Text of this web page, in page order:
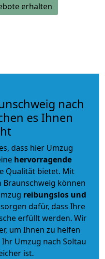
erhalten
nach
es Ihnen
dass hier Umzug
hervorragende
Qualität bietet. Mit
können
reibungslos und
dafür, dass Ihre
erfüllt werden. Wir
um Ihnen zu helfen
Umzug nach Soltau
ist.